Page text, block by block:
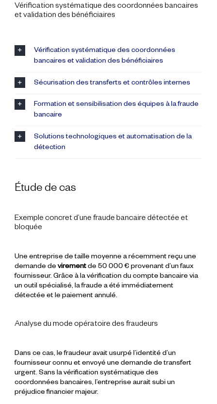
Vérification systématique des coordonnées bancaires
et validation des bénéficiaires
Vérification systématique des coordonnées
bancaires et validation des bénéficiaires
Sécurisation des transferts et contrôles internes
Formation et sensibilisation des équipes à la fraude
bancaire
Solutions technologiques et automatisation de la
détection
Étude de cas
Exemple concret d’une fraude bancaire détectée et
bloquée
Une entreprise de taille moyenne a récemment reçu une
demande de virementde 50 000 € provenant d’un faux
fournisseur. Grâce à la vérification du compte bancaire via
un outil spécialisé, la fraude a été immédiatement
détectée et le paiement annulé.
Analyse du mode opératoire des fraudeurs
Dans ce cas, le fraudeur avait usurpé l’identité d’un
fournisseur connu et envoyé une demande de transfert
urgent. Sans la vérification systématique des
coordonnées bancaires, l’entreprise aurait subi un
préjudice financier majeur.